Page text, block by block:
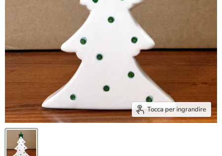
Tocca per ingrandire